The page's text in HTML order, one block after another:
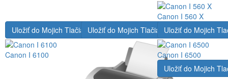
Canon I 560 X
Uložiť do Mojich Tlačiarní
Canon I 6100
Uložiť do Mojich TlačiarníUložiť do Mojich
Canon I 6500
Uložiť do Mojich